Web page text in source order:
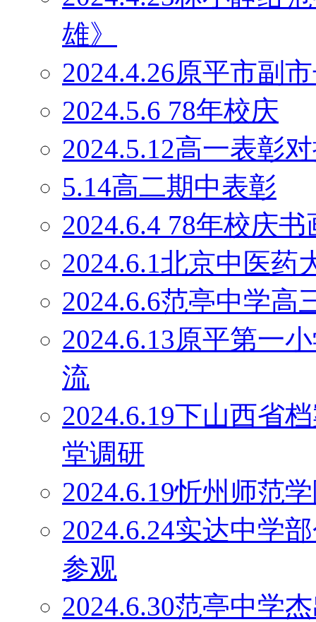
雄》
2024.4.26原平市副
2024.5.6 78年校庆
2024.5.12高一表彰
5.14高二期中表彰
2024.6.4 78年校庆书
2024.6.1北京中医药
2024.6.6范亭中学高
2024.6.13原平第一
流
2024.6.19下山西省
堂调研
2024.6.19忻州师范
2024.6.24实达中学
参观
2024.6.30范亭中学